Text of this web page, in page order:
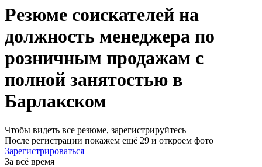
Резюме соискателей на
должность менеджера по
розничным продажам с
полной занятостью в
Барлакском
Чтобы видеть все резюме, зарегистрируйтесь
После регистрации покажем ещё 29 и откроем фото
Зарегистрироваться
За всё время